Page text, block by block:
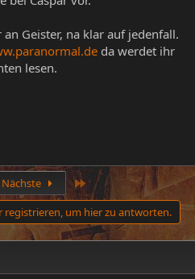
Geister, na klar auf jedenfall.
da werdet ihr
lesen.
Nächste Letzte
registrieren, um hier zu antworten.